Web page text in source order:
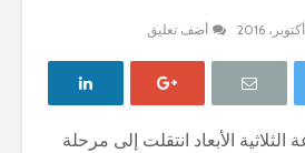
أضف تعليق
الأبعاد انتقلت إلى مرحلة